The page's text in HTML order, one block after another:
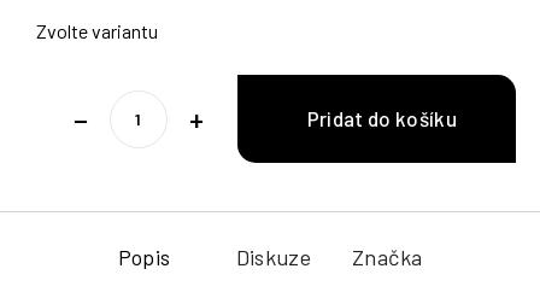
Zvolte variantu
+
−
Popis Diskuze Značka